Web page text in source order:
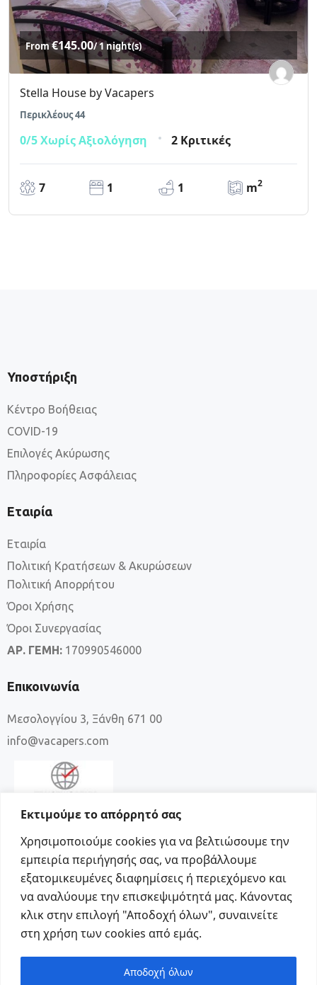
Εκτιμούμε το απόρρητό σας
Χρησιμοποιούμε cookies για να βελτιώσουμε την
εμπειρία περιήγησής σας, να προβάλλουμε
εξατομικευμένες διαφημίσεις ή περιεχόμενο και
να αναλύουμε την επισκεψιμότητά μας. Κάνοντας
κλικ στην επιλογή "Αποδοχή όλων", συναινείτε
στη χρήση των cookies από εμάς.
Αποδοχή όλων
From€145.00/ 1 night(s)
Stella House by Vacapers
Περικλέους 44
0/5Χωρίς Αξιολόγηση 2 Κριτικές
7 1 1 m2
Υποστήριξη
Κέντρο Βοήθειας
COVID-19
Επιλογές Ακύρωσης
Πληροφορίες Ασφάλειας
Εταιρία
Εταιρία
Πολιτική Κρατήσεων & Ακυρώσεων
Πολιτική Απορρήτου
Όροι Χρήσης
Όροι Συνεργασίας
ΑΡ. ΓΕΜΗ: 170990546000
Επικοινωνία
Μεσολογγίου 3, Ξάνθη 671 00
info@vacapers.com
Social